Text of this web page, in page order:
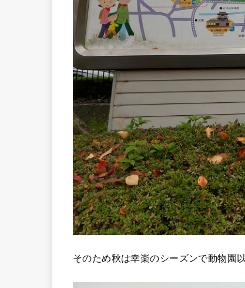
そのため秋は幸楽のシーズンで動物園